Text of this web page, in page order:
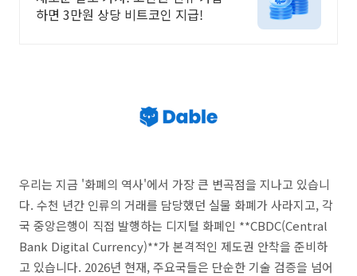
하면 3만원 상당 비트코인 지급!
우리는 지금 '화폐의 역사'에서 가장 큰 변곡점을 지나고 있습니
다. 수천 년간 인류의 거래를 담당했던 실물 화폐가 사라지고, 각
국 중앙은행이 직접 발행하는 디지털 화폐인 **CBDC(Central
Bank Digital Currency)**가 본격적인 제도권 안착을 준비하
고 있습니다. 2026년 현재, 주요국들은 단순한 기술 검증을 넘어